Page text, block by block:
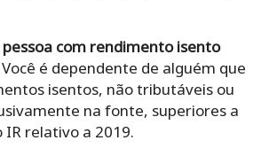
com rendimento isento
é dependente de alguém que
isentos, não tributáveis ou
na fonte, superiores a
IR relativo a 2019.